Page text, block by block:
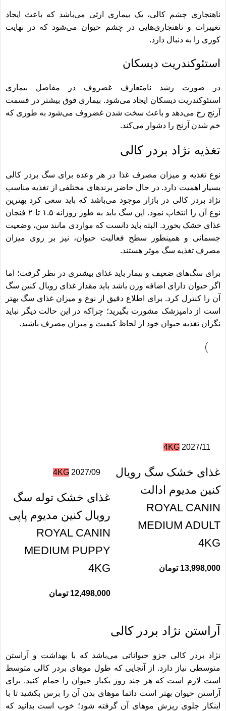
ناهنجاری چشم کالی، یک بیماری ارثی می‌باشد که باعث ایجاد
تغییرات و ناهنجاری‌هایی در چشم حیوان می‌شود که در نهایت
کوری را به دنبال دارد.
استئوکندریت دیسکان
در صورت رشد نامتعارف غضروف در مفاصل بیماری
استئوکندریت دیسکان ایجاد می‌شود. بیماری فوق بیشتر در قسمت
آرنج رخ می‌دهد و باعث سخت شدن غضروف می‌شود به طوری که
خم شدن آرنج را دشوار می‌کند.
تغذیه نژاد بردر کالی
نوع تغذیه و میزان مصرف غذا در هر وعده برای سگ بردر کالی
بسیار اهمیت دارد. در حال حاضر برندهای مختلفی از تغذیه مناسب
نژاد بردر کالی در بازار موجود می‌باشد که باید سعی کرد بهترین
نوع آن را انتخاب نمود. این سگ باید به طور روزانه ۱.۵ تا ۲ فنجان
غذای خشک بخورد. البته باید دانست که مواردی مانند سن، وضعیت
جسمانی و همینطور سطح فعالیت حیوان، نیز بر روی میزان
مصرف تغذیه سگ موثر هستند.
برای سگ‌های ضعیف و بیمار باید غذای بیشتری در نظر گرفت؛ اما
اگر حیوان دارای اضافه وزن باشد باید مقدار غذای رویال کنین سگ
آن را کنترل کرد. برای اطلاع دقیق از نوع و میزان غذای سگ بهتر
است از دامپزشک مشورت بگیرید؛ چراکه در این حالت دیگر نباید
نگران‌ تغذیه حیوان خود از لحاظ کیفیت و میزان مصرف باشید.
2027/11
4KG
غذای خشک سگ رویال
کنین مدیوم ادالت
ROYAL CANIN
MEDIUM ADULT
4KG
13,998,000 تومان
2027/09
4KG
غذای خشک توله سگ
رویال کنین مدیوم پاپی
ROYAL CANIN
MEDIUM PUPPY
4KG
12,498,000 تومان
آراستن نژاد بردر کالی
نژاد بردر کالی جزو حیواناتی می‌باشد که با بهداشت و آراستن
متوسطی نیاز دارد. از آنجایی که طول موهای بردر کالی متوسط
است لازم است که هر چند روز یکبار حیوان را حمام کنید. برای
آراستن حیوان بهتر است دائما موهای بدن آن را برس بکشید تا با
اینکار جلوی ریزش موهای آن گرفته شود؛ خوب است بدانید که